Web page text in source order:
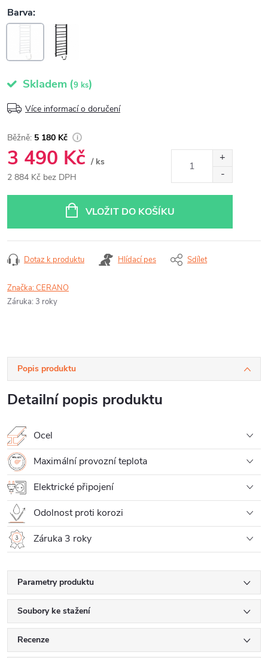
Skladem (9 ks)
Více informací o doručení
5 180 Kč
3 490 Kč / ks
2 884 Kč bez DPH
VLOŽIT DO KOŠÍKU
Dotaz k produktu Hlídací pes Sdílet
Značka:CERANO
Záruka: 3 roky
Popis produktu
Detailní popis produktu
Ocel
Maximální provozní teplota
Elektrické připojení
Odolnost proti korozi
Záruka 3 roky
Parametry produktu
Soubory ke stažení
Recenze